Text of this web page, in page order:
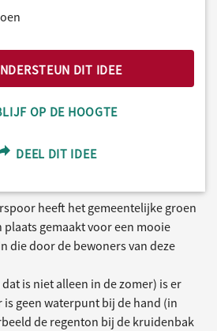
DIT IDEE
OP DE HOOGTE
DEEL DIT IDEE
heeft het gemeentelijke groen
plaats gemaakt voor een mooie
die door de bewoners van deze
is niet alleen in de zomer) is er
geen waterpunt bij de hand (in
de regenton bij de kruidenbak